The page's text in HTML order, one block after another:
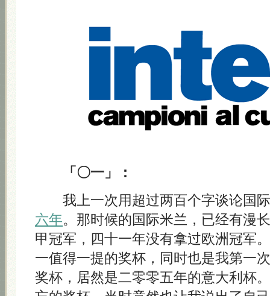
「〇一」：
我上一次用超过两百个字谈论国际
六年。那时候的国际米兰，已经有漫
甲冠军，四十一年没有拿过欧洲冠军
一值得一提的奖杯，同时也是我第一
奖杯，居然是二零零五年的意大利杯